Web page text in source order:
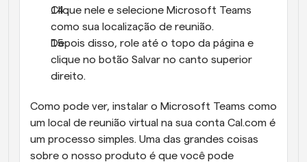
Clique nele e selecione Microsoft Teams
como sua localização de reunião.
Depois disso, role até o topo da página e
clique no botão Salvar no canto superior
direito.
Como pode ver, instalar o Microsoft Teams como
um local de reunião virtual na sua conta Cal.com é
um processo simples. Uma das grandes coisas
sobre o nosso produto é que você pode